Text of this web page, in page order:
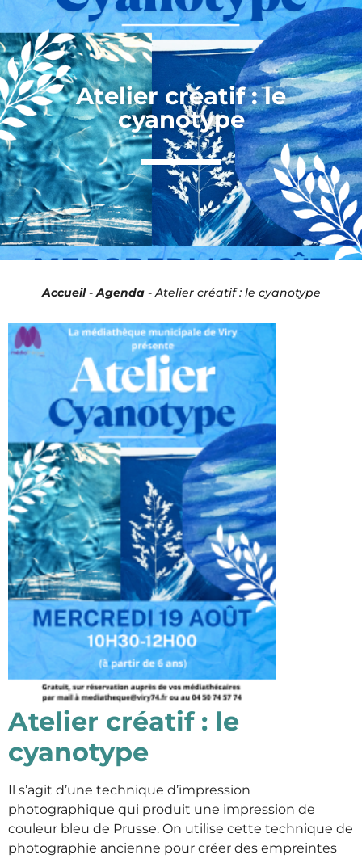
Atelier créatif : le
cyanotype
Accueil- Agenda- Atelier créatif : le cyanotype
Atelier créatif : le
cyanotype
Il s’agit d’une technique d’impression
photographique qui produit une impression de
couleur bleu de Prusse. On utilise cette technique de
photographie ancienne pour créer des empreintes
Panneau de gestion des cookies